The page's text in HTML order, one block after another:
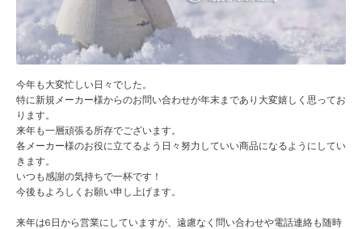
今年も大変忙しい日々でした。
特に新規メーカー様からのお問い合わせが年末まであり大変嬉しく思ってお
ります。
来年も一層頑張る所存でございます。
各メーカー様のお役に立てるよう日々努力していい商品になるようにしてい
きます。
いつも感謝の気持ちで一杯です！
今後もよろしくお願い申し上げます。
来年は6日から営業にしていますが、遠慮なく問い合わせや電話連絡も随時